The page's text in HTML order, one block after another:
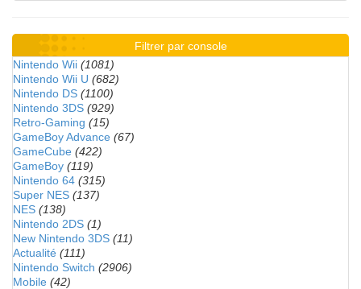
Filtrer par console
Nintendo Wii (1081)
Nintendo Wii U (682)
Nintendo DS (1100)
Nintendo 3DS (929)
Retro-Gaming (15)
GameBoy Advance (67)
GameCube (422)
GameBoy (119)
Nintendo 64 (315)
Super NES (137)
NES (138)
Nintendo 2DS (1)
New Nintendo 3DS (11)
Actualité (111)
Nintendo Switch (2906)
Mobile (42)